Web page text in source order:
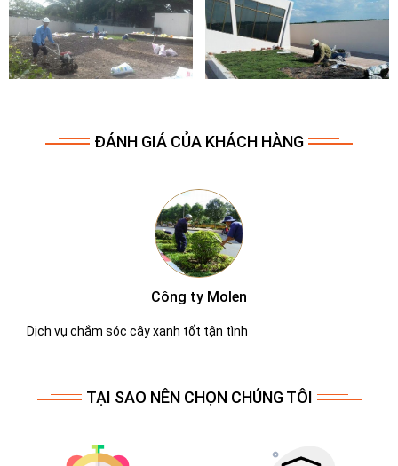
ĐÁNH GIÁ CỦA KHÁCH HÀNG
Công ty Molen
Dịch vụ chắm sóc cây xanh tốt tận tình
TẠI SAO NÊN CHỌN CHÚNG TÔI